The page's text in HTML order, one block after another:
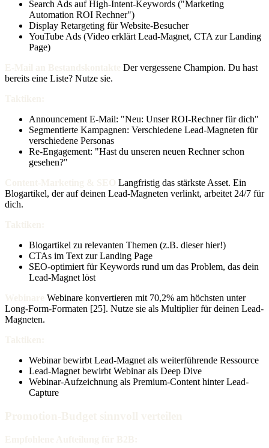
Search Ads auf High-Intent-Keywords ("Marketing
Automation ROI Rechner")
Display Retargeting für Website-Besucher
YouTube Ads (Video erklärt Lead-Magnet, CTA zur Landing
Page)
Der vergessene Champion. Du hast
bereits eine Liste? Nutze sie.
Announcement E-Mail: "Neu: Unser ROI-Rechner für dich"
Segmentierte Kampagnen: Verschiedene Lead-Magneten für
verschiedene Personas
Re-Engagement: "Hast du unseren neuen Rechner schon
gesehen?"
Langfristig das stärkste Asset. Ein
Blogartikel, der auf deinen Lead-Magneten verlinkt, arbeitet 24/7 für
dich.
Blogartikel zu relevanten Themen (z.B. dieser hier!)
CTAs im Text zur Landing Page
SEO-optimiert für Keywords rund um das Problem, das dein
Lead-Magnet löst
Webinare konvertieren mit 70,2% am höchsten unter
Long-Form-Formaten [25]. Nutze sie als Multiplier für deinen Lead-
Magneten.
Webinar bewirbt Lead-Magnet als weiterführende Ressource
Lead-Magnet bewirbt Webinar als Deep Dive
Webinar-Aufzeichnung als Premium-Content hinter Lead-
Capture